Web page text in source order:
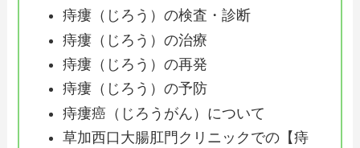
痔瘻（じろう）の検査・診断
痔瘻（じろう）の治療
痔瘻（じろう）の再発
痔瘻（じろう）の予防
痔瘻癌（じろうがん）について
草加西口大腸肛門クリニックでの【痔